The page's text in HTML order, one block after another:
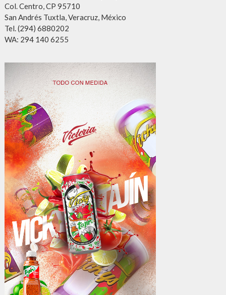
Col. Centro, CP 95710
San Andrés Tuxtla, Veracruz, México
Tel. (294) 6880202
WA: 294 140 6255